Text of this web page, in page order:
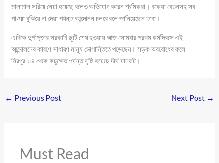
মালামাল সরিয়ে নেয়া হয়েছে বলেও অভিযোগ করেন শ্রমিকরা। বকেয়া বেতনসহ সব
পাওয়া বুঝিয়ে না দেয়া পর্যন্ত আন্দোলন চলবে বলে জানিয়েছেন তারা।
এদিকে দুর্গাপূজার সরকারি ছুটি শেষ হওয়ায় আজ সোমবার প্রথম কর্মদিবসে এই
আন্দোলনের কারণে সাধারণ মানুষ ভোগান্তিতে পড়েছেন। সড়ক অবরোধের ফলে
মিরপুর-১৪ থেকে কচুক্ষেত পর্যন্ত সৃষ্টি হয়েছে দীর্ঘ যানজট।
← Previous Post Next Post →
Must Read